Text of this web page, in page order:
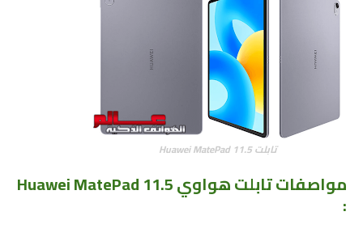
تابلت Huawei MatePad 11.5
مواصفات تابلت هواوي Huawei MatePad 11.5
: